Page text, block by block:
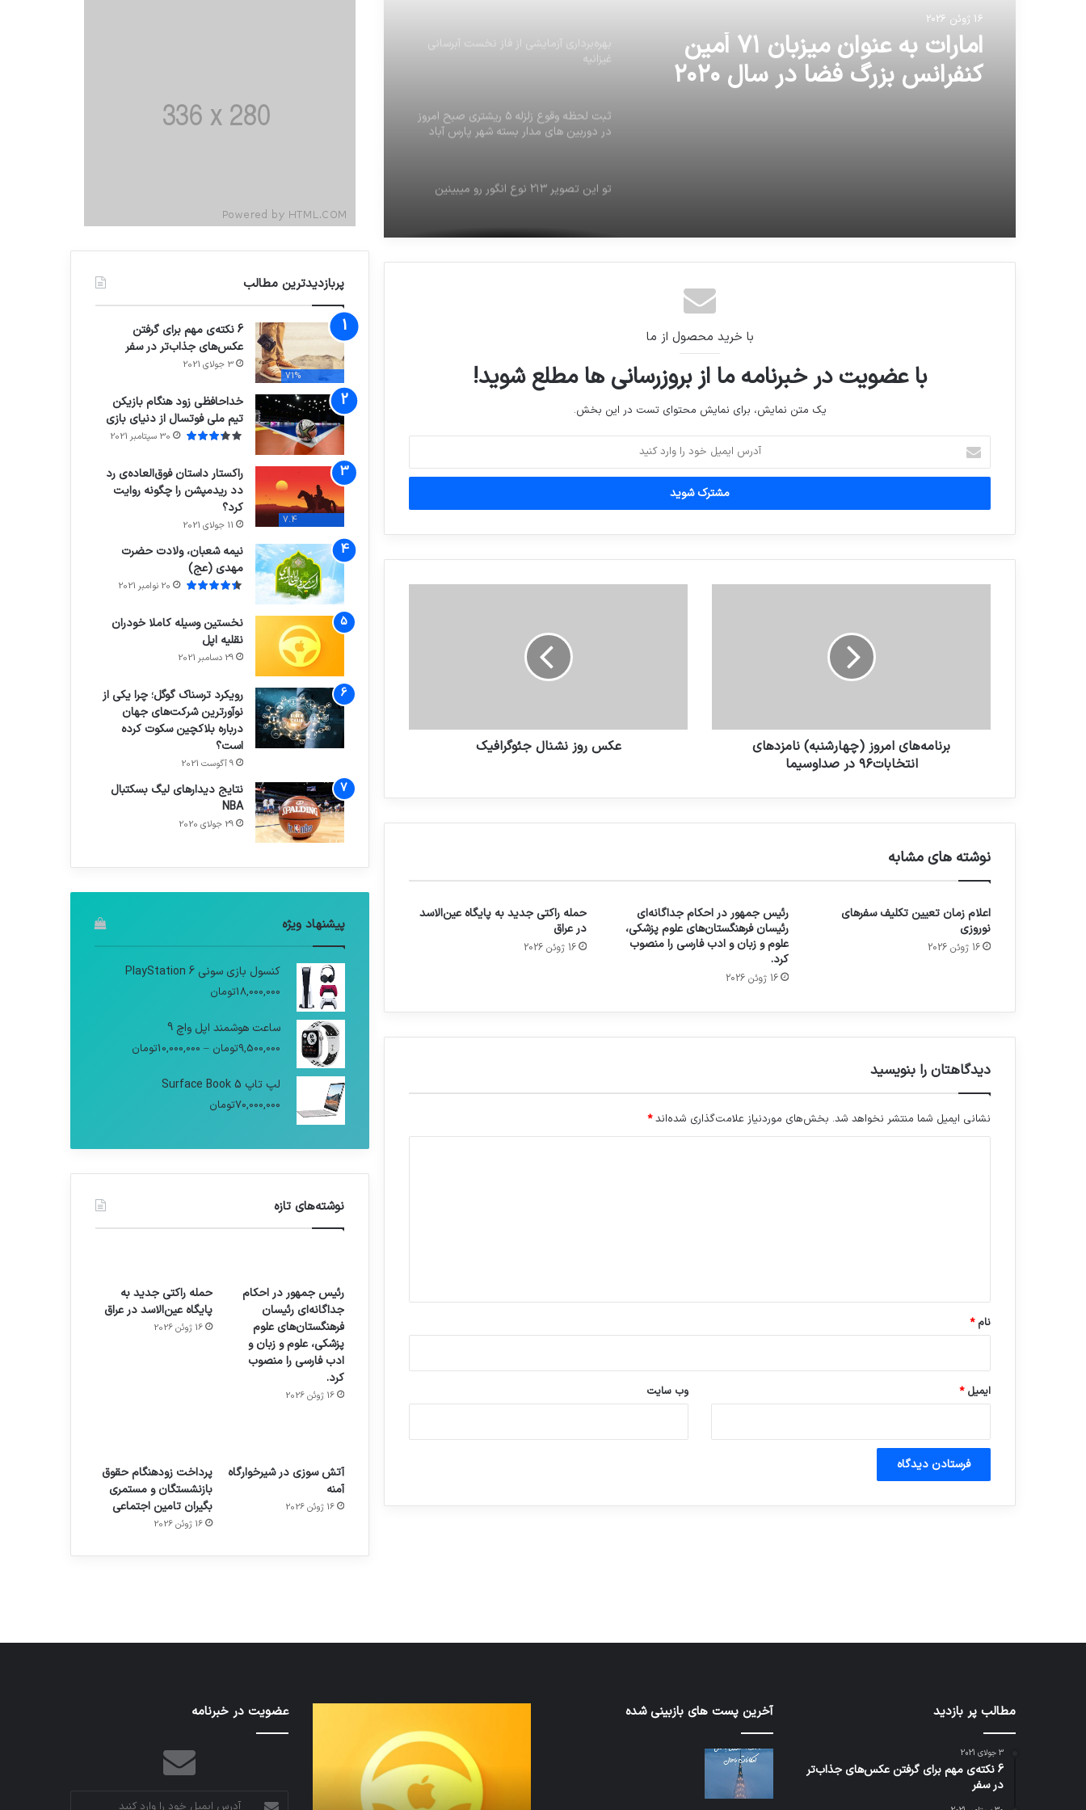
16 ژوئن 2026
امارات به عنوان میزبان ۷۱ اُمین
کنفرانس بزرگ فضا در سال ۲۰۲۰
بهره‌برداری آزمایشی از فاز نخست آبرسانی
غیزانیه
ثبت لحظه وقوع زلزله ۵ ریشتری صبح امروز
در دوربین های مدار بسته شهر پارس آباد
تو این تصویر ۲۱۳ نوع انگور رو میبینین
مخالفان تعویق کنکور و سهمیه خاص مناطق
امارات به عنوان میزبان ۷۱ اُمین کنفرانس
بزرگ فضا در سال ۲۰۲۰ انتخاب شد
غیزانیه
در دوربین های مدار بسته شهر پارس آباد
با خرید محصول از ما
با عضویت در خبرنامه ما از بروزرسانی ها مطلع شوید!
یک متن نمایش، برای نمایش محتوای تست در این بخش.
آدرس
ایمیل
خود
وارد
برنامه‌های امروز (چهارشنبه) نامزدهای
انتخابات۹۶ در صداوسیما
عکس روز نشنال جئوگرافیک
نوشته های مشابه
اعلام زمان تعیین تکلیف سفرهای
نوروزی
16 ژوئن 2026
رئیس جمهور در احکام جداگانه‌ای
رئیسان فرهنگستان‌های علوم پزشکی،
علوم و زبان و ادب فارسی را منصوب
کرد.
16 ژوئن 2026
حمله راکتی جدید به پایگاه عین‌الاسد
در عراق
16 ژوئن 2026
دیدگاهتان را بنویسید
نشانی ایمیل شما منتشر نخواهد شد. بخش‌های موردنیاز علامت‌گذاری شده‌اند*
نام*
ایمیل* وب‌ سایت
پربازدیدترین مطالب
71%
6 نکته‌ی مهم برای گرفتن
عکس‌های جذاب‌تر در سفر
3 جولای 2021
خداحافظی زود هنگام بازیکن
تیم ملی فوتسال از دنیای بازی
30 سپتامبر 2021
7.4
راکستار داستان فوق‌العاده‌ی رد
دد ریدمپشن را چگونه روایت
کرد؟
11 جولای 2021
نیمه شعبان، ولادت حضرت
مهدی (عج)
20 نوامبر 2021
نخستین وسیله کاملا خودران
نقلیه اپل
29 دسامبر 2021
رویکرد ترسناک گوگل؛ چرا یکی از
نوآورترین شرکت‌های جهان
درباره بلاکچین سکوت کرده
است؟
9 آگوست 2021
نتایج دیدار‌های لیگ بسکتبال
NBA
29 جولای 2020
پیشنهاد ویژه
کنسول بازی سونی PlayStation 6
18,000,000تومان
ساعت هوشمند اپل واچ 9
9,500,000تومان –
10,000,000تومان
لپ تاپ Surface Book 5
70,000,000تومان
نوشته‌های تازه
رئیس جمهور در احکام
جداگانه‌ای رئیسان
فرهنگستان‌های علوم
پزشکی، علوم و زبان و
ادب فارسی را منصوب
کرد.
16 ژوئن 2026
حمله راکتی جدید به
پایگاه عین‌الاسد در عراق
16 ژوئن 2026
آتش سوزی در شیرخوارگاه
آمنه
16 ژوئن 2026
پرداخت زودهنگام حقوق
بازنشستگان و مستمری
بگیران تامین اجتماعی
16 ژوئن 2026
هدفون های 2023
مطالب پر بازدید
3 جولای 2021
6 نکته‌ی مهم برای گرفتن عکس‌های جذاب‌تر
در سفر
آخرین پست های بازبینی شده
شبکه
می‌تواند
سقوط
کدام
پیام‌رسان
اطلاعات
کاربران
را
عضویت در خبرنامه
آدرس